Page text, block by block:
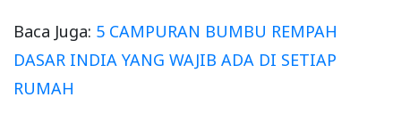
Baca Juga: 5 CAMPURAN BUMBU REMPAH
DASAR INDIA YANG WAJIB ADA DI SETIAP
RUMAH